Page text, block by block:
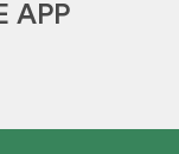
APP